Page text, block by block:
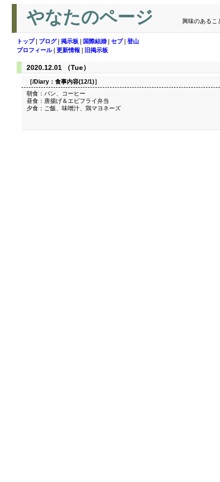
やなたのページ 興味のあるこ
トップ| ブログ| 掲示板 国際結婚 セブ| 登山
プロフィール| 更新情報 旧掲示板
2020.12.01 （Tue）
［/Diary： 食事内容(12/1)］
朝食：パン、コーヒー
昼食：唐揚げ＆エビフライ弁当
夕食：ご飯、味噌汁、鶏マヨネーズ